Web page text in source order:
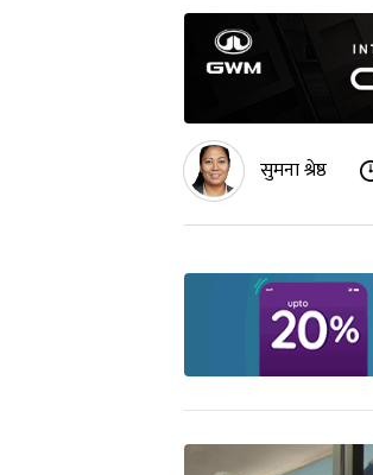
सुमना श्रेष्ठ